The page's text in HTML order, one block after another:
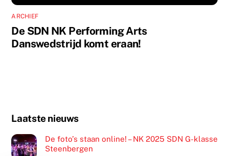
ARCHIEF
De SDN NK Performing Arts
Danswedstrijd komt eraan!
Laatste nieuws
De foto’s staan online! – NK 2025 SDN G-klasse
Steenbergen